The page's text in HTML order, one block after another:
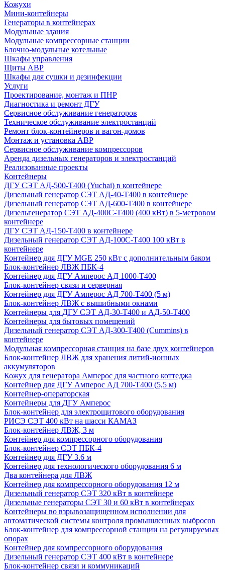
Кожухи
Мини-контейнеры
Генераторы в контейнерах
Модульные здания
Модульные компрессорные станции
Блочно-модульные котельные
Шкафы управления
Щиты АВР
Шкафы для сушки и дезинфекции
Услуги
Проектирование, монтаж и ПНР
Диагностика и ремонт ДГУ
Сервисное обслуживание генераторов
Техническое обслуживание электростанций
Ремонт блок-контейнеров и вагон-домов
Монтаж и установка АВР
Сервисное обслуживание компрессоров
Аренда дизельных генераторов и электростанций
Реализованные проекты
Контейнеры
ДГУ СЭТ АД-500-Т400 (Yuchai) в контейнере
Дизельный генератор СЭТ АД-40-Т400 в контейнере
Дизельный генератор СЭТ АД-600-Т400 в контейнере
Дизельгенератор СЭТ АД-400С-Т400 (400 кВт) в 5-метровом
контейнере
ДГУ СЭТ АД-150-Т400 в контейнере
Дизельный генератор СЭТ АД-100С-Т400 100 кВт в
контейнере
Контейнер для ДГУ MGE 250 кВт с дополнительным баком
Блок-контейнер ЛВЖ ПБК-4
Контейнер для ДГУ Амперос АД 1000-Т400
Блок-контейнер связи и серверная
Контейнер для ДГУ Амперос АД 700-Т400 (5 м)
Блок-контейнер ЛВЖ с вышибными окнами
Контейнеры для ДГУ СЭТ АД-30-Т400 и АД-50-Т400
Контейнеры для бытовых помещений
Дизельный генератор СЭТ АД-300-Т400 (Cummins) в
контейнере
Модульная компрессорная станция на базе двух контейнеров
Блок-контейнер ЛВЖ для хранения литий-ионных
аккумуляторов
Кожух для генератора Амперос для частного коттеджа
Контейнер для ДГУ Амперос АД 700-Т400 (5,5 м)
Контейнер-операторская
Контейнеры для ДГУ Амперос
Блок-контейнер для электрощитового оборудования
РИСЭ СЭТ 400 кВт на шасси КАМАЗ
Блок-контейнер ЛВЖ, 3 м
Контейнер для компрессорного оборудования
Блок-контейнер СЭТ ПБК-4
Контейнер для ДГУ 3.6 м
Контейнер для технологического оборудования 6 м
Два контейнера для ЛВЖ
Контейнер для компрессорного оборудования 12 м
Дизельный генератор СЭТ 320 кВт в контейнере
Дизельные генераторы СЭТ 30 и 60 кВт в контейнерах
Контейнеры во взрывозащищенном исполнении для
автоматической системы контроля промышленных выбросов
Блок-контейнер для компрессорной станции на регулируемых
опорах
Контейнер для компрессорного оборудования
Дизельный генератор СЭТ 400 кВт в контейнере
Блок-контейнер связи и коммуникаций